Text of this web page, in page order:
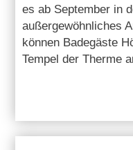
es ab September in
außergewöhnliches
können Badegäste
Tempel der Therme